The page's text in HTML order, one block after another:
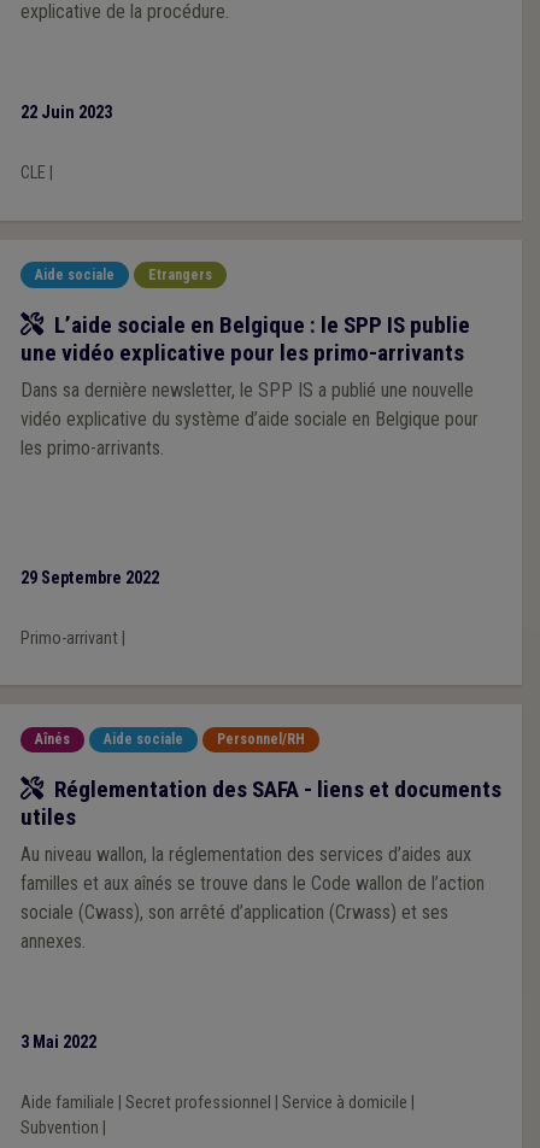
explicative de la procédure.
22 Juin 2023
CLE
Aide sociale Etrangers
Outil
L’aide sociale en Belgique : le SPP IS publie
une vidéo explicative pour les primo-arrivants
Dans sa dernière newsletter, le SPP IS a publié une nouvelle
vidéo explicative du système d’aide sociale en Belgique pour
les primo-arrivants.
29 Septembre 2022
Primo-arrivant|
Aînés Aide sociale Personnel/RH
Outil
Réglementation des SAFA - liens et documents
utiles
Au niveau wallon, la réglementation des services d’aides aux
familles et aux aînés se trouve dans le Code wallon de l’action
sociale (Cwass), son arrêté d’application (Crwass) et ses
annexes.
3 Mai 2022
Aide familiale Secret professionnel Service à domicile
Subvention